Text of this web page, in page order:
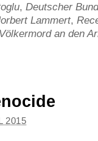
, Deutscher
Lammert,
Völkermord an den
2015